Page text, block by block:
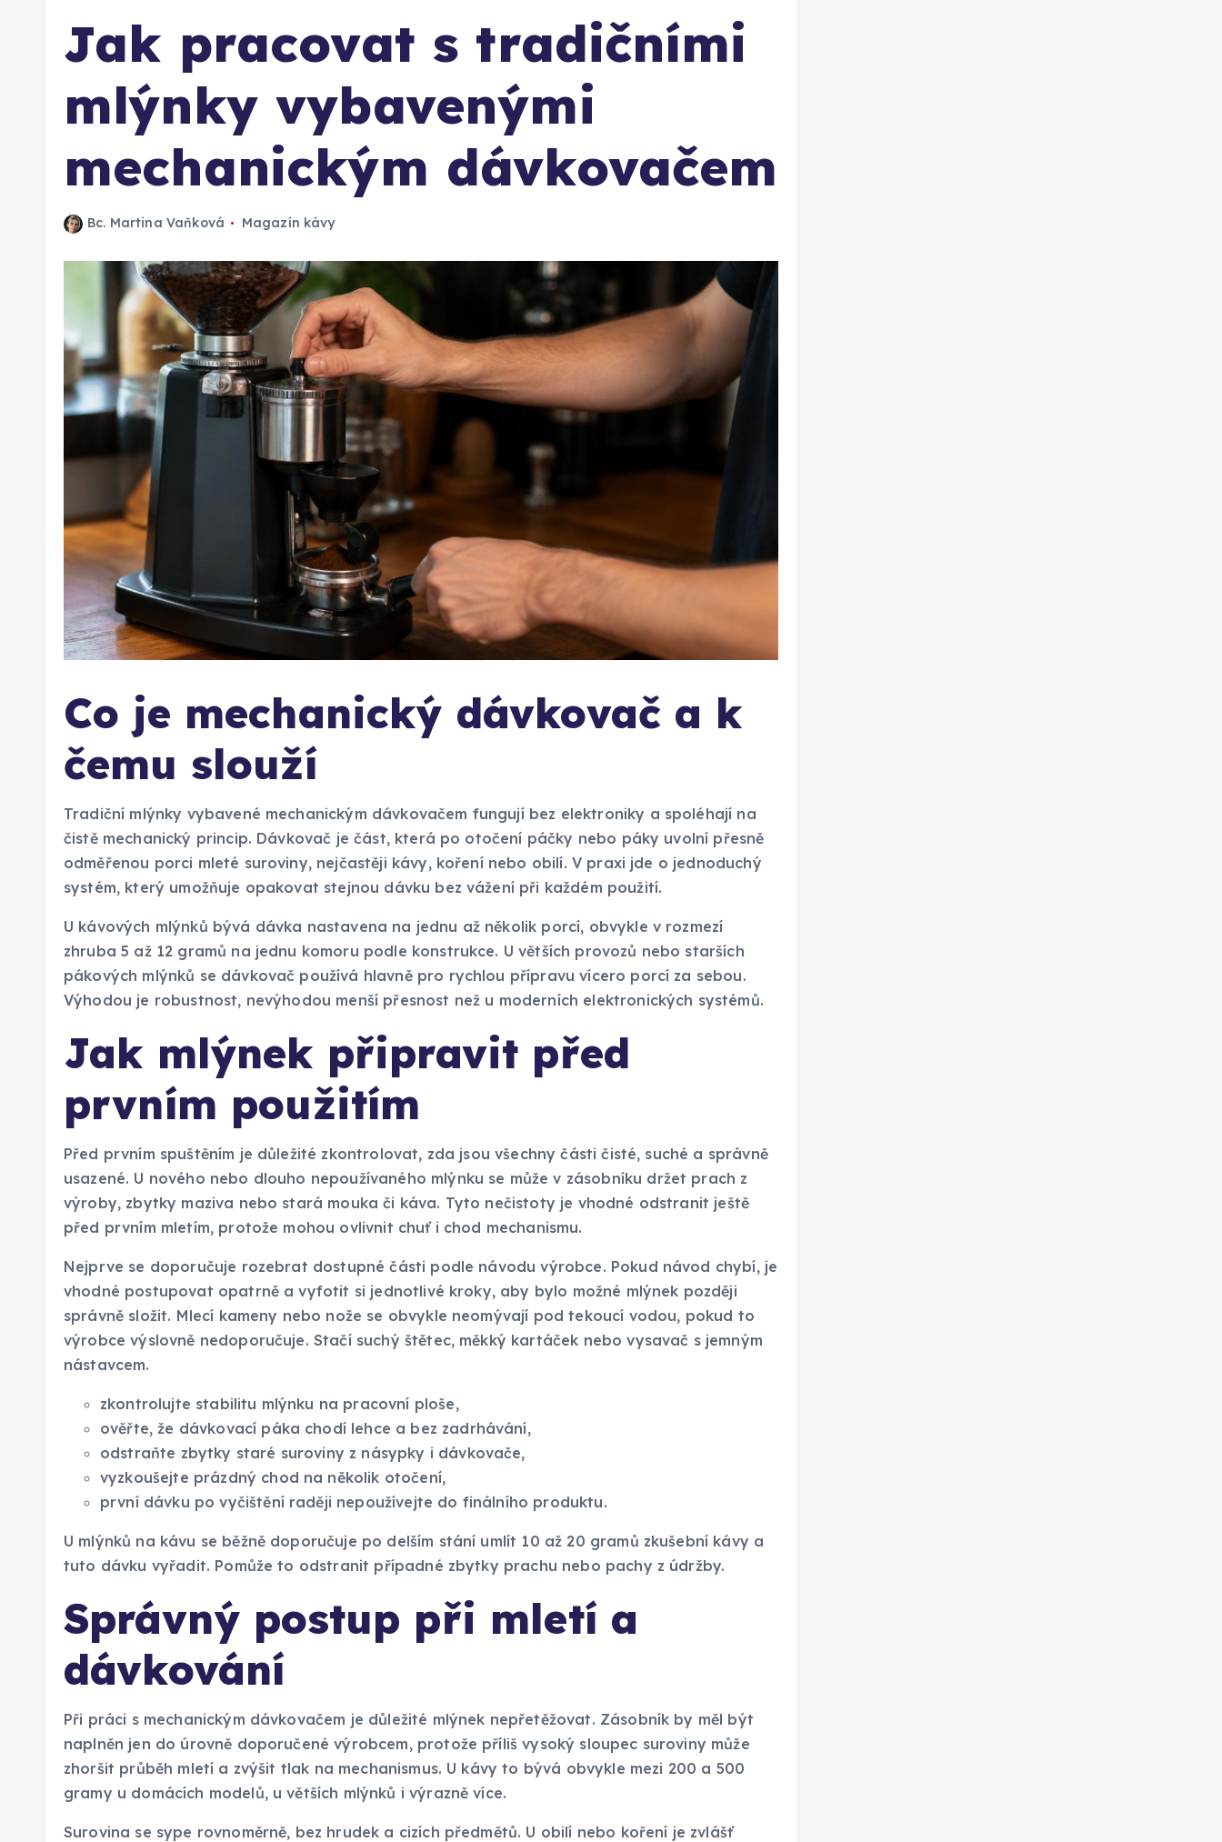
Jak pracovat s tradičními
mlýnky vybavenými
mechanickým dávkovačem
Bc. Martina Vaňková Magazín kávy
Co je mechanický dávkovač a k
čemu slouží
Tradiční mlýnky vybavené mechanickým dávkovačem fungují bez elektroniky a spoléhají na
čistě mechanický princip. Dávkovač je část, která po otočení páčky nebo páky uvolní přesně
odměřenou porci mleté suroviny, nejčastěji kávy, koření nebo obilí. V praxi jde o jednoduchý
systém, který umožňuje opakovat stejnou dávku bez vážení při každém použití.
U kávových mlýnků bývá dávka nastavena na jednu až několik porcí, obvykle v rozmezí
zhruba 5 až 12 gramů na jednu komoru podle konstrukce. U větších provozů nebo starších
pákových mlýnků se dávkovač používá hlavně pro rychlou přípravu vícero porcí za sebou.
Výhodou je robustnost, nevýhodou menší přesnost než u moderních elektronických systémů.
Jak mlýnek připravit před
prvním použitím
Před prvním spuštěním je důležité zkontrolovat, zda jsou všechny části čisté, suché a správně
usazené. U nového nebo dlouho nepoužívaného mlýnku se může v zásobníku držet prach z
výroby, zbytky maziva nebo stará mouka či káva. Tyto nečistoty je vhodné odstranit ještě
před prvním mletím, protože mohou ovlivnit chuť i chod mechanismu.
Nejprve se doporučuje rozebrat dostupné části podle návodu výrobce. Pokud návod chybí, je
vhodné postupovat opatrně a vyfotit si jednotlivé kroky, aby bylo možné mlýnek později
správně složit. Mlecí kameny nebo nože se obvykle neomývají pod tekoucí vodou, pokud to
výrobce výslovně nedoporučuje. Stačí suchý štětec, měkký kartáček nebo vysavač s jemným
nástavcem.
zkontrolujte stabilitu mlýnku na pracovní ploše,
ověřte, že dávkovací páka chodí lehce a bez zadrhávání,
odstraňte zbytky staré suroviny z násypky i dávkovače,
vyzkoušejte prázdný chod na několik otočení,
první dávku po vyčištění raději nepoužívejte do finálního produktu.
U mlýnků na kávu se běžně doporučuje po delším stání umlít 10 až 20 gramů zkušební kávy a
tuto dávku vyřadit. Pomůže to odstranit případné zbytky prachu nebo pachy z údržby.
Správný postup při mletí a
dávkování
Při práci s mechanickým dávkovačem je důležité mlýnek nepřetěžovat. Zásobník by měl být
naplněn jen do úrovně doporučené výrobcem, protože příliš vysoký sloupec suroviny může
zhoršit průběh mletí a zvýšit tlak na mechanismus. U kávy to bývá obvykle mezi 200 a 500
gramy u domácích modelů, u větších mlýnků i výrazně více.
Surovina se sype rovnoměrně, bez hrudek a cizích předmětů. U obilí nebo koření je zvlášť